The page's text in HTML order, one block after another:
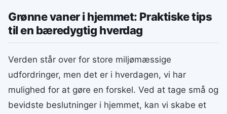
Grønne vaner i hjemmet: Praktiske tips
til en bæredygtig hverdag
Verden står over for store miljømæssige
udfordringer, men det er i hverdagen, vi har
mulighed for at gøre en forskel. Ved at tage små og
bevidste beslutninger i hjemmet, kan vi skabe et